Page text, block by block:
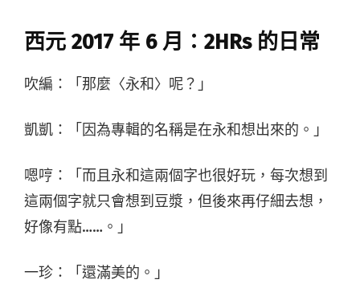
西元 2017 年 6 月：2HRs 的日常
吹編：「那麼〈永和〉呢？」
凱凱：「因為專輯的名稱是在永和想出來的。」
嗯哼：「而且永和這兩個字也很好玩，每次想到
這兩個字就只會想到豆漿，但後來再仔細去想，
好像有點……。」
一珍：「還滿美的。」